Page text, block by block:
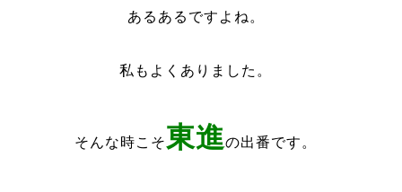
あるあるですよね。
私もよくありました。
そんな時こそ東進の出番です。